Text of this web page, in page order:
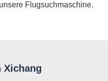
Flugsuchmaschine.
Xichang